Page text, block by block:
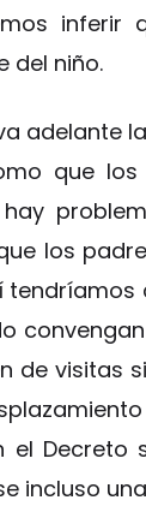
del niño.
adelante
que
los
tendríamos
de visitas
el Decreto
incluso